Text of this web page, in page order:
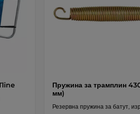
Пружина за трамплин
мм)
Резервна пружина за батут,